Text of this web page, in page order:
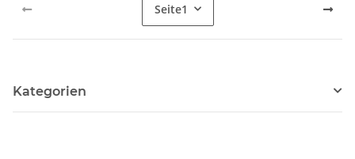
Seite1
Kategorien